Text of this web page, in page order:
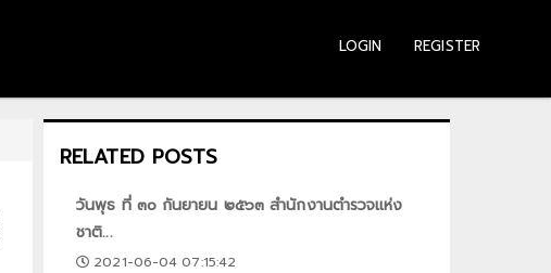
LOGIN REGISTER
RELATED POSTS
วันพุธ ที่ ๓๐ กันยายน ๒๕๖๓ สำนักงานตำรวจแห่ง
ชาติ...
2021-06-04 07:15:42